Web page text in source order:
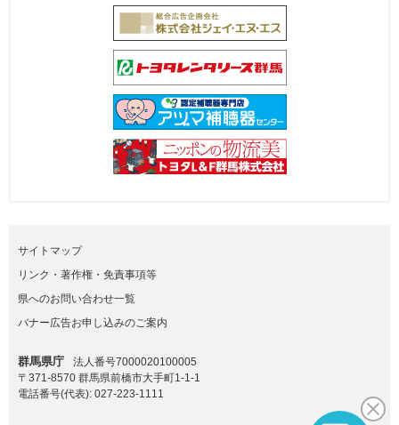
サイトマップ
リンク・著作権・免責事項等
県へのお問い合わせ一覧
バナー広告お申し込みのご案内
群馬県庁
法人番号7000020100005
〒371-8570 群馬県前橋市大手町1-1-1
電話番号(代表): 027-223-1111